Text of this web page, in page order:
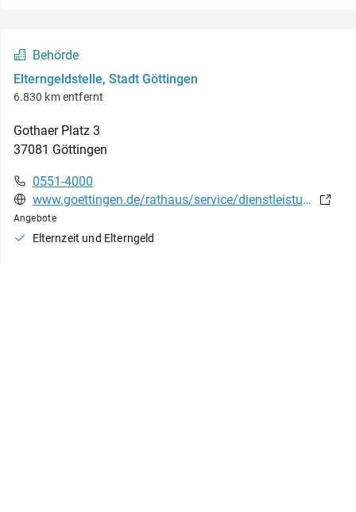
Behörde
Elterngeldstelle, Stadt Göttingen
6.830 km entfernt
Gothaer Platz 3
37081 Göttingen
0551-4000
www.goettingen.de/rathaus/service/dienstleistungen/elterngeld.html
Angebote
Elternzeit und Elterngeld